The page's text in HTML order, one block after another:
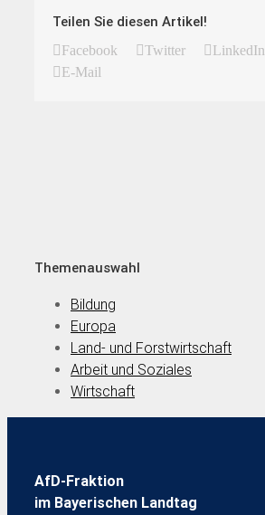
Teilen Sie diesen Artikel!
Facebook Twitter LinkedIn
E-Mail
Themenauswahl
Bildung
Europa
Land- und Forstwirtschaft
Arbeit und Soziales
Wirtschaft
AfD-Fraktion
im Bayerischen Landtag